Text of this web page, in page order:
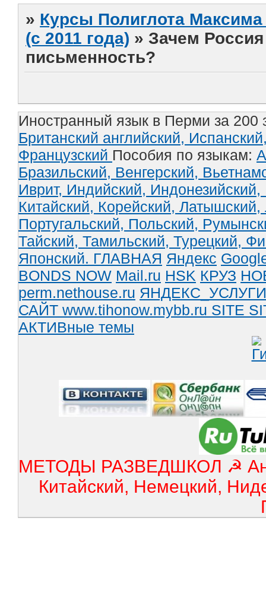
» Курсы Полиглота
(с 2011 года) »Зачем
письменность?
Иностранный язык в Перми за 200
Британский английский,
Французский Пособия по языкам:
Бразильский, Венгерский,
Иврит, Индийский, Индонезийский,
Китайский, Корейский, Латышский,
Португальский, Польский,
Тайский, Тамильский, Турецкий,
Японский. ГЛАВНАЯ Яндекс
BONDS NOW Mail.ru HSK КРУЗ
perm.nethouse.ru ЯНДЕКС_УСЛУГИ
САЙТ www.tihonow.mybb.ru SITE
АКТИВные темы
МЕТОДЫ РАЗВЕДШКОЛ ☭
Китайский, Немецкий,